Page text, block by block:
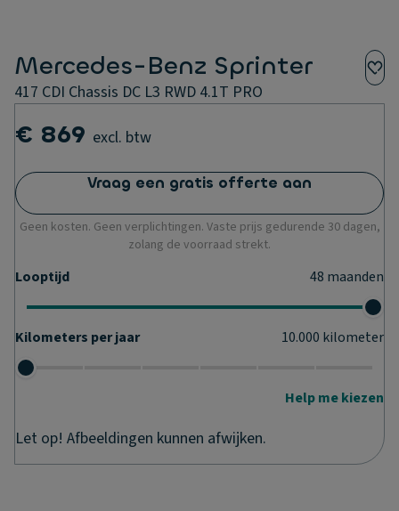
Mercedes-Benz Sprinter
417 CDI Chassis DC L3 RWD 4.1T PRO
€ 869 excl. btw
Vraag een gratis offerte aan
Geen kosten. Geen verplichtingen. Vaste prijs gedurende 30 dagen,
zolang de voorraad strekt.
Looptijd 48 maanden
Kilometers per jaar 10.000 kilometer
Help me kiezen
Let op! Afbeeldingen kunnen afwijken.